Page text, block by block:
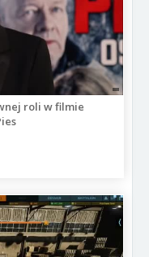
roli w filmie